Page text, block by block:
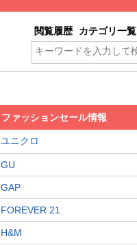
閲覧履歴 カテゴリ一覧
ファッションセール情報
ユニクロ
GU
GAP
FOREVER 21
H&M